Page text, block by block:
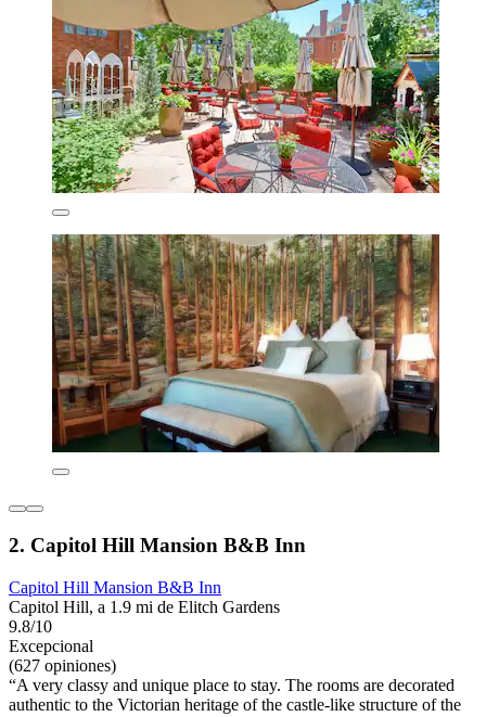
2. Capitol Hill Mansion B&B Inn
Capitol Hill Mansion B&B Inn
Capitol Hill, a 1.9 mi de Elitch Gardens
9.8/10
Excepcional
(627 opiniones)
“A very classy and unique place to stay. The rooms are decorated
authentic to the Victorian heritage of the castle-like structure of the